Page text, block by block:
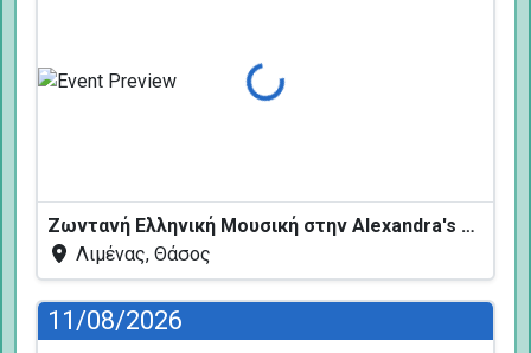
Φόρτωση...
Ζωντανή Ελληνική Μουσική στην Alexandra's Restaurant
Λιμένας, Θάσος
11/08/2026